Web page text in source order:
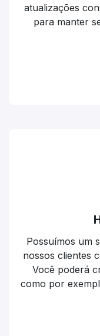
atualizações
para manter
Possuímos um
nossos clientes
Você poderá
como por